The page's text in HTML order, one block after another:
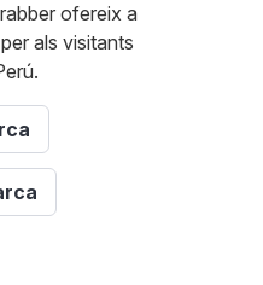
ofereix a
als visitants